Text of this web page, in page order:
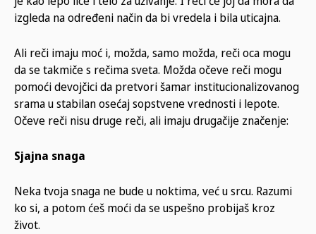
izgleda na određeni način da bi vredela i bila uticajna.
Ali reči imaju moć i, možda, samo možda, reči oca mogu
da se takmiče s rečima sveta. Možda očeve reči mogu
pomoći devojčici da pretvori šamar institucionalizovanog
srama u stabilan osećaj sopstvene vrednosti i lepote.
Očeve reči nisu druge reči, ali imaju drugačije značenje:
Sjajna snaga
Neka tvoja snaga ne bude u noktima, već u srcu. Razumi
ko si, a potom ćeš moći da se uspešno probijaš kroz
život.